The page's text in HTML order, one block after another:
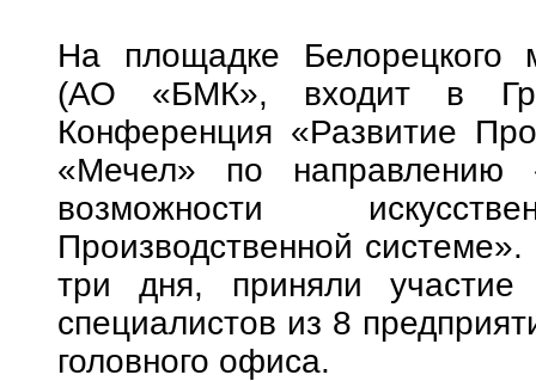
На площадке Белорецкого
(АО «БМК», входит в
Конференция «Развитие
«Мечел» по направлению
возможности
Производственной
три дня, приняли
специалистов из 8
головного офиса.